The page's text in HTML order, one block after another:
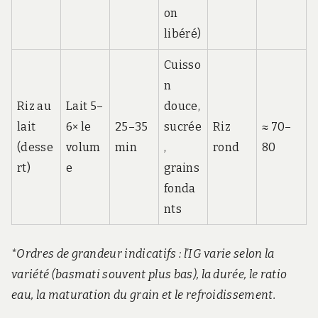
on
libéré)
Riz au
lait
(desse
rt)
Lait 5–
6× le
volum
e
25–35
min
Cuisso
n
douce,
sucrée
,
grains
fonda
nts
Riz
rond
≈ 70–
80
*Ordres de grandeur indicatifs : l’IG varie selon la
variété (basmati souvent plus bas), la durée, le ratio
eau, la maturation du grain et le refroidissement.